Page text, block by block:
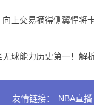
上交易摘得侧翼悍将
球能力历史第一！解
友情链接：
NBA直播